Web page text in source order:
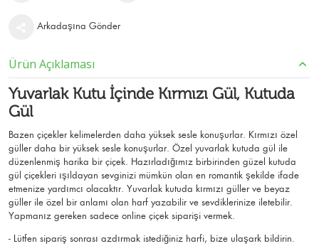
Arkadaşına Gönder
Ürün Açıklaması
Yuvarlak Kutu İçinde Kırmızı Gül, Kutuda
Gül
Bazen çiçekler kelimelerden daha yüksek sesle konuşurlar. Kırmızı özel
güller daha bir yüksek sesle konuşurlar. Özel yuvarlak kutuda gül ile
düzenlenmiş harika bir çiçek. Hazırladığımız birbirinden güzel kutuda
gül çiçekleri ışıldayan sevginizi mümkün olan en romantik şekilde ifade
etmenize yardımcı olacaktır. Yuvarlak kutuda kırmızı güller ve beyaz
güller ile özel bir anlamı olan harf yazabilir ve sevdiklerinize iletebilir.
Yapmanız gereken sadece online çiçek siparişi vermek.
- Lütfen sipariş sonrası azdırmak istediğiniz harfi, bize ulaşark bildirin.